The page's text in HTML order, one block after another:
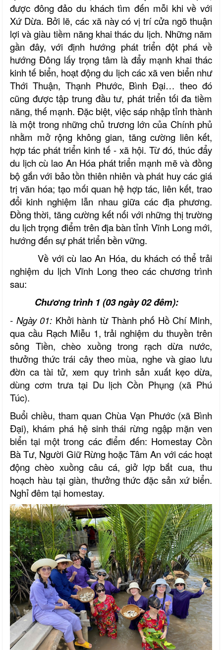
được đông đảo du khách tìm đến mỗi khi về với
Xứ Dừa. Bởi lẽ, các xã này có vị trí cửa ngõ thuận
lợi và giàu tiềm năng khai thác du lịch. Những năm
gần đây, với định hướng phát triển đột phá về
hướng Đông lấy trọng tâm là đẩy mạnh khai thác
kinh tế biển, hoạt động du lịch các xã ven biển như
Thới Thuận, Thạnh Phước, Bình Đại… theo đó
cũng được tập trung đầu tư, phát triển tối đa tiềm
năng, thế mạnh. Đặc biệt, việc sáp nhập tỉnh thành
là một trong những chủ trương lớn của Chính phủ
nhằm mở rộng không gian, tăng cường liên kết,
hợp tác phát triển kinh tế - xã hội. Từ đó, thúc đẩy
du lịch cù lao An Hóa phát triển mạnh mẽ và đồng
bộ gắn với bảo tồn thiên nhiên và phát huy các giá
trị văn hóa; tạo mối quan hệ hợp tác, liên kết, trao
đổi kinh nghiệm lẫn nhau giữa các địa phương.
Đồng thời, tăng cường kết nối với những thị trường
du lịch trọng điểm trên địa bàn tỉnh Vĩnh Long mới,
hướng đến sự phát triển bền vững.
Về với cù lao An Hóa, du khách có thể trải
nghiệm du lịch Vĩnh Long theo các chương trình
sau:
Chương trình 1 (03 ngày 02 đêm):
- Ngày 01: Khởi hành từ Thành phố Hồ Chí Minh,
qua cầu Rạch Miễu 1, trải nghiệm du thuyền trên
sông Tiền, chèo xuồng trong rạch dừa nước,
thưởng thức trái cây theo mùa, nghe và giao lưu
đờn ca tài tử, xem quy trình sản xuất kẹo dừa,
dùng cơm trưa tại Du lịch Cồn Phụng (xã Phú
Túc).
Buổi chiều, tham quan Chùa Vạn Phước (xã Bình
Đại), khám phá hệ sinh thái rừng ngập mặn ven
biển tại một trong các điểm đến: Homestay Cồn
Bà Tư, Người Giữ Rừng hoặc Tâm An với các hoạt
động chèo xuồng câu cá, giở lợp bắt cua, thu
hoạch hàu tại giàn, thưởng thức đặc sản xứ biển.
Nghỉ đêm tại homestay.